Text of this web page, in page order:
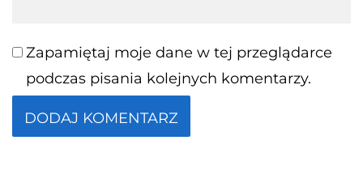
Zapamiętaj moje dane w tej przeglądarce
podczas pisania kolejnych komentarzy.